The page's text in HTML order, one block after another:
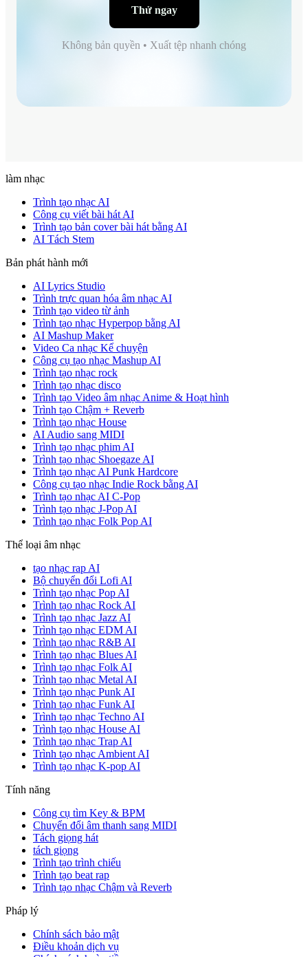
Thử ngay
Không bản quyền • Xuất tệp nhanh chóng
làm nhạc
Trình tạo nhạc AI
Công cụ viết bài hát AI
Trình tạo bản cover bài hát bằng AI
AI Tách Stem
Bản phát hành mới
AI Lyrics Studio
Trình trực quan hóa âm nhạc AI
Trình tạo video từ ảnh
Trình tạo nhạc Hyperpop bằng AI
AI Mashup Maker
Video Ca nhạc Kể chuyện
Công cụ tạo nhạc Mashup AI
Trình tạo nhạc rock
Trình tạo nhạc disco
Trình tạo Video âm nhạc Anime & Hoạt hình
Trình tạo Chậm + Reverb
Trình tạo nhạc House
AI Audio sang MIDI
Trình tạo nhạc phim AI
Trình tạo nhạc Shoegaze AI
Trình tạo nhạc AI Punk Hardcore
Công cụ tạo nhạc Indie Rock bằng AI
Trình tạo nhạc AI C-Pop
Trình tạo nhạc J-Pop AI
Trình tạo nhạc Folk Pop AI
Thể loại âm nhạc
tạo nhạc rap AI
Bộ chuyển đổi Lofi AI
Trình tạo nhạc Pop AI
Trình tạo nhạc Rock AI
Trình tạo nhạc Jazz AI
Trình tạo nhạc EDM AI
Trình tạo nhạc R&B AI
Trình tạo nhạc Blues AI
Trình tạo nhạc Folk AI
Trình tạo nhạc Metal AI
Trình tạo nhạc Punk AI
Trình tạo nhạc Funk AI
Trình tạo nhạc Techno AI
Trình tạo nhạc House AI
Trình tạo nhạc Trap AI
Trình tạo nhạc Ambient AI
Trình tạo nhạc K-pop AI
Tính năng
Công cụ tìm Key & BPM
Chuyển đổi âm thanh sang MIDI
Tách giọng hát
tách giọng
Trình tạo trình chiếu
Trình tạo beat rap
Trình tạo nhạc Chậm và Reverb
Pháp lý
Chính sách bảo mật
Điều khoản dịch vụ